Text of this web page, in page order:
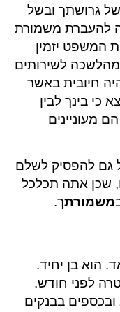
גרושתך ובשל
להעברת משמורת
המשפט יזמין
לשירותים
חיובית באשר
כי בינך לבין
מעוניינים
גם להפסיק לשלם
שכן אתה תכלכל
משמורתך.
הוא בן יחיד.
לפני חודש.
בבנקים